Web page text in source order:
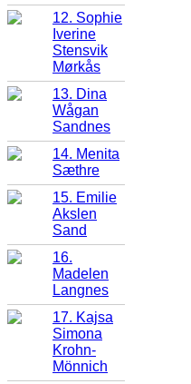
12. Sophie
Iverine
Stensvik
Mørkås
13. Dina
Wågan
Sandnes
14. Menita
Sæthre
15. Emilie
Akslen
Sand
16.
Madelen
Langnes
17. Kajsa
Simona
Krohn-
Mönnich